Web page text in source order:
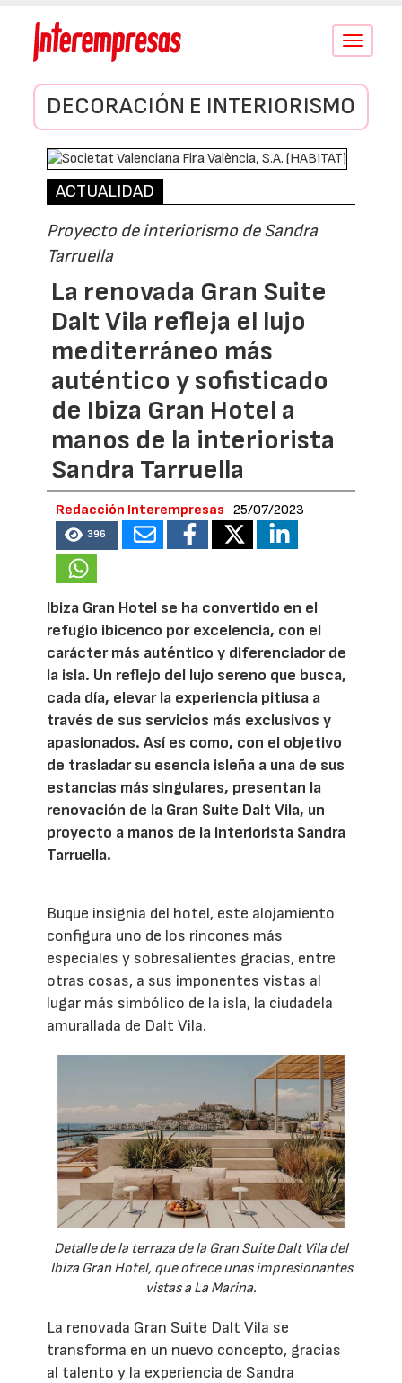
Conmutar
DECORACIÓN E INTERIORISMO
ACTUALIDAD
Proyecto de interiorismo de Sandra
Tarruella
La renovada Gran Suite
Dalt Vila refleja el lujo
mediterráneo más
auténtico y sofisticado
de Ibiza Gran Hotel a
manos de la interiorista
Sandra Tarruella
Redacción Interempresas 25/07/2023
396
Ibiza Gran Hotel se ha convertido en el
refugio ibicenco por excelencia, con el
carácter más auténtico y diferenciador de
la isla. Un reflejo del lujo sereno que busca,
cada día, elevar la experiencia pitiusa a
través de sus servicios más exclusivos y
apasionados. Así es como, con el objetivo
de trasladar su esencia isleña a una de sus
estancias más singulares, presentan la
renovación de la Gran Suite Dalt Vila, un
proyecto a manos de la interiorista Sandra
Tarruella.
Buque insignia del hotel, este alojamiento
configura uno de los rincones más
especiales y sobresalientes gracias, entre
otras cosas, a sus imponentes vistas al
lugar más simbólico de la isla, la ciudadela
amurallada de Dalt Vila.
Detalle de la terraza de la Gran Suite Dalt Vila del
Ibiza Gran Hotel, que ofrece unas impresionantes
vistas a La Marina.
La renovada Gran Suite Dalt Vila se
transforma en un nuevo concepto, gracias
al talento y la experiencia de Sandra